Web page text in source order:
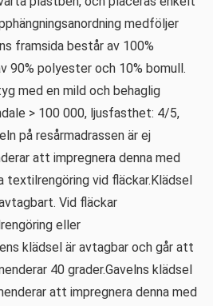
medföljer
framsida består av 100%
90% polyester och 10% bomull.
med en mild och behaglig
> 100 000, ljusfasthet: 4/5,
på resårmadrassen är ej
att impregnera denna med
textilrengöring vid fläckar.Klädsel
Vid fläckar
eller
klädsel är avtagbar och går att
40 grader.Gavelns klädsel
att impregnera denna med